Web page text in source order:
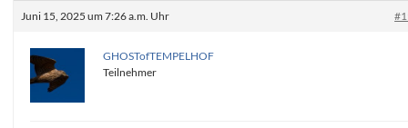
Juni 15, 2025 um 7:26 a.m. Uhr
GHOSTofTEMPELHOF
Teilnehmer